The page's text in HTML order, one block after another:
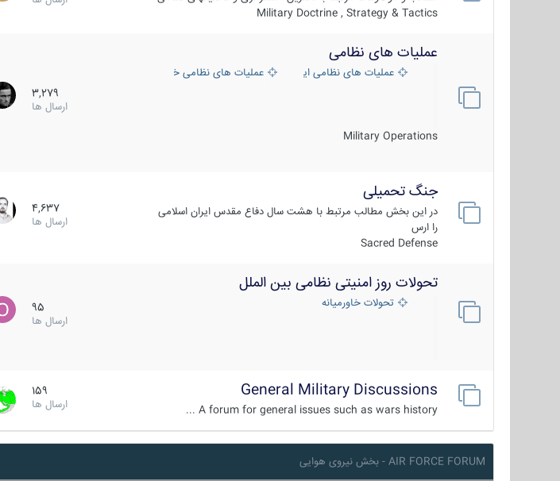
Military Doctrine , Strategy & Tactics
عملیات های نظامی
عملیات های نظامی ایران عملیات های نظامی خارجی
Military Operations
3,279
ارسال ها
جنگ تحمیلی
در این بخش مطالب مرتبط با هشت سال دفاع مقدس ایران اسلامی
را ارس
Sacred Defense
4,637
ارسال ها
تحولات روز امنیتی نظامی بین الملل
تحولات خاورمیانه
95
ارسال ها
General Military Discussions
A forum for general issues such as wars history ...
159
ارسال ها
AIR FORCE FORUM - بخش نیروی هوایی